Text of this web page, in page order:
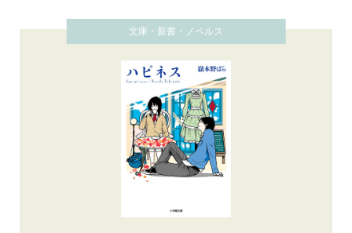
文庫・新書・ノベルス